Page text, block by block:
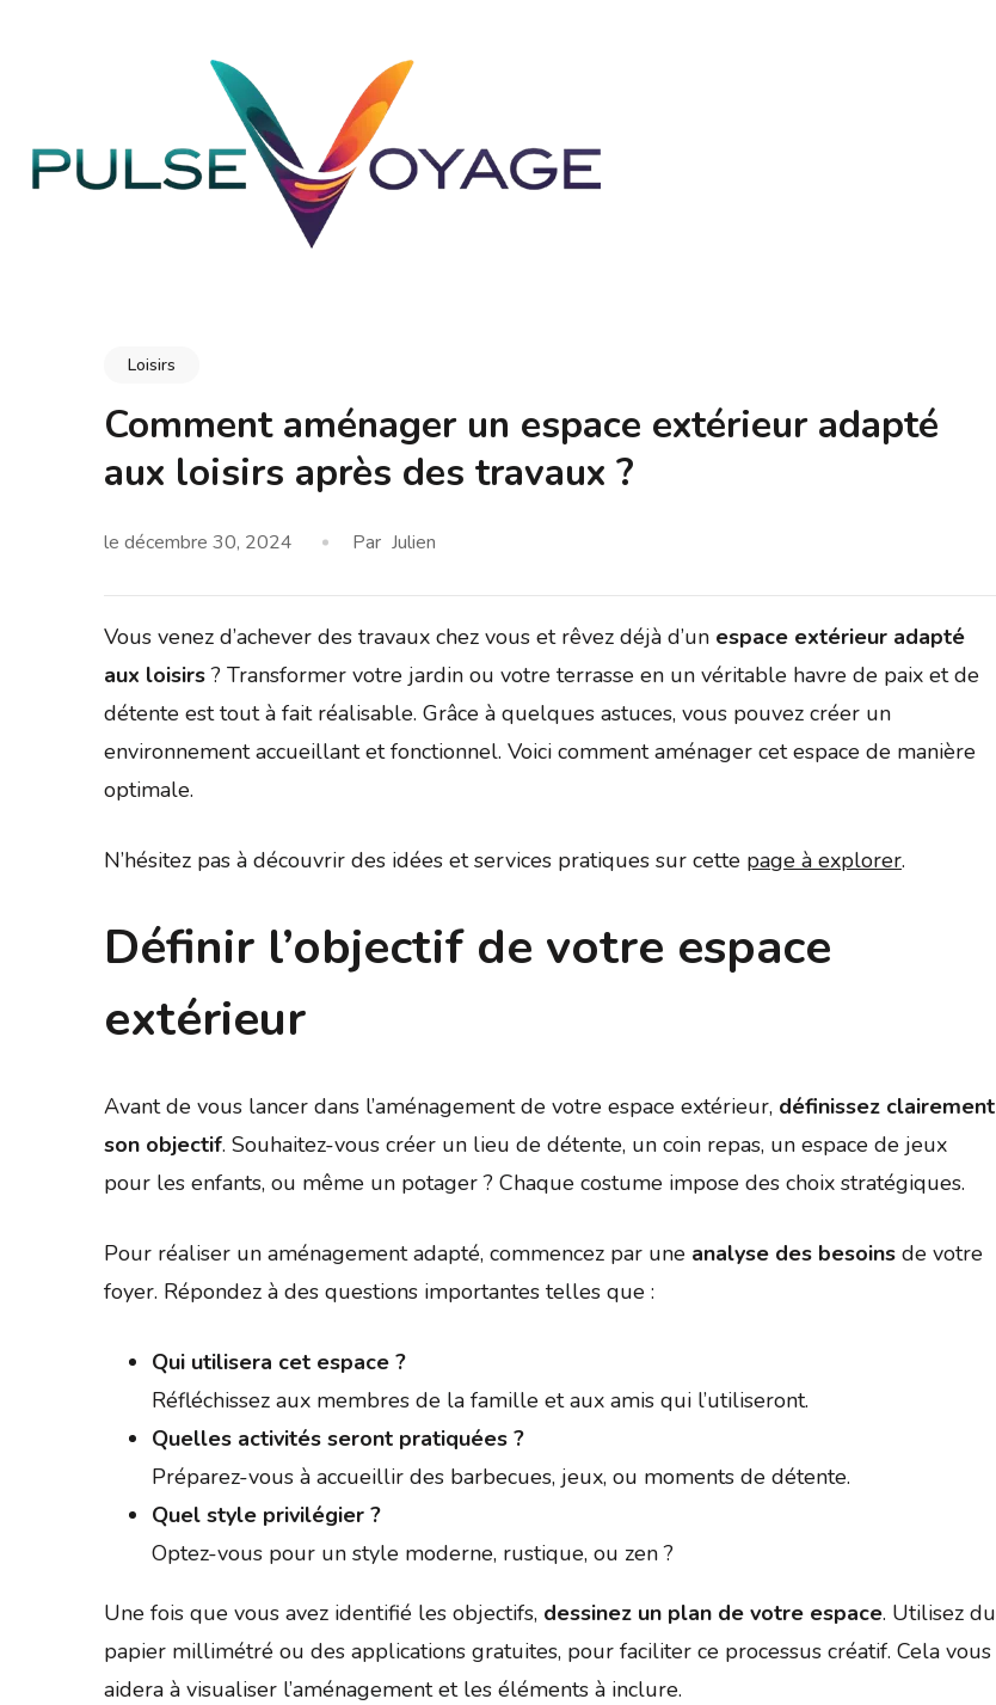
Entrée)
Loisirs
Comment aménager un espace extérieur adapté
aux loisirs après des travaux ?
le décembre 30, 2024 Par Julien
Vous venez d’achever des travaux chez vous et rêvez déjà d’un espace extérieur adapté
aux loisirs? Transformer votre jardin ou votre terrasse en un véritable havre de paix et de
détente est tout à fait réalisable. Grâce à quelques astuces, vous pouvez créer un
environnement accueillant et fonctionnel. Voici comment aménager cet espace de manière
optimale.
N’hésitez pas à découvrir des idées et services pratiques sur cette page à explorer.
Définir l’objectif de votre espace
extérieur
Avant de vous lancer dans l’aménagement de votre espace extérieur, définissez clairement
son objectif. Souhaitez-vous créer un lieu de détente, un coin repas, un espace de jeux
pour les enfants, ou même un potager ? Chaque costume impose des choix stratégiques.
Pour réaliser un aménagement adapté, commencez par une analyse des besoins de votre
foyer. Répondez à des questions importantes telles que :
Qui utilisera cet espace ?
Réfléchissez aux membres de la famille et aux amis qui l’utiliseront.
Quelles activités seront pratiquées ?
Préparez-vous à accueillir des barbecues, jeux, ou moments de détente.
Quel style privilégier ?
Optez-vous pour un style moderne, rustique, ou zen ?
Une fois que vous avez identifié les objectifs, dessinez un plan de votre espace. Utilisez du
papier millimétré ou des applications gratuites, pour faciliter ce processus créatif. Cela vous
aidera à visualiser l’aménagement et les éléments à inclure.